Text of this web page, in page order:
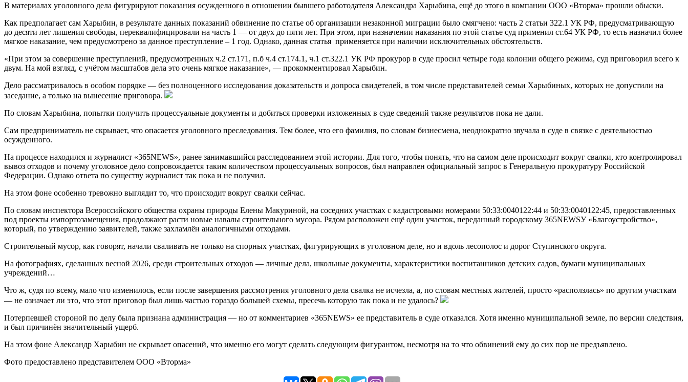
В материалах уголовного дела фигурируют показания осужденного в отношении бывшего работодателя Александра Харыбина, ещё до этого в компании ООО «Вторма» прошли обыски.
Как предполагает сам Харыбин, в результате данных показаний обвинение по статье об организации незаконной миграции было смягчено: часть 2 статьи 322.1 УК РФ, предусматривающую
до десяти лет лишения свободы, переквалифицировали на часть 1 — от двух до пяти лет. При этом, при назначении наказания по этой статье суд применил ст.64 УК РФ, то есть назначил более
мягкое наказание, чем предусмотрено за данное преступление – 1 год. Однако, данная статья применяется при наличии исключительных обстоятельств.
«При этом за совершение преступлений, предусмотренных ч.2 ст.171, п.б ч.4 ст.174.1, ч.1 ст.322.1 УК РФ прокурор в суде просил четыре года колонии общего режима, суд приговорил всего к
двум. На мой взгляд, с учётом масштабов дела это очень мягкое наказание», — прокомментировал Харыбин.
Дело рассматривалось в особом порядке — без полноценного исследования доказательств и допроса свидетелей, в том числе представителей семьи Харыбиных, которых не допустили на
заседание, а только на вынесение приговора.
По словам Харыбина, попытки получить процессуальные документы и добиться проверки изложенных в суде сведений также результатов пока не дали.
Сам предприниматель не скрывает, что опасается уголовного преследования. Тем более, что его фамилия, по словам бизнесмена, неоднократно звучала в суде в связке с деятельностью
осужденного.
На процессе находился и журналист «365NEWS», ранее занимавшийся расследованием этой истории. Для того, чтобы понять, что на самом деле происходит вокруг свалки, кто контролировал
вывоз отходов и почему уголовное дело сопровождается таким количеством процессуальных вопросов, был направлен официальный запрос в Генеральную прокуратуру Российской
Федерации. Однако ответа по существу журналист так пока и не получил.
На этом фоне особенно тревожно выглядит то, что происходит вокруг свалки сейчас.
По словам инспектора Всероссийского общества охраны природы Елены Макуриной, на соседних участках с кадастровыми номерами 50:33:0040122:44 и 50:33:0040122:45, предоставленных
под проекты импортозамещения, продолжают расти новые навалы строительного мусора. Рядом расположен ещё один участок, переданный городскому 365NEWSУ «Благоустройство»,
который, по утверждению заявителей, также захламлён аналогичными отходами.
Строительный мусор, как говорят, начали сваливать не только на спорных участках, фигурирующих в уголовном деле, но и вдоль лесополос и дорог Ступинского округа.
На фотографиях, сделанных весной 2026, среди строительных отходов — личные дела, школьные документы, характеристики воспитанников детских садов, бумаги муниципальных
учреждений…
Что ж, судя по всему, мало что изменилось, если после завершения рассмотрения уголовного дела свалка не исчезла, а, по словам местных жителей, просто «расползлась» по другим участкам
— не означает ли это, что этот приговор был лишь частью гораздо большей схемы, пресечь которую так пока и не удалось?
Потерпевшей стороной по делу была признана администрация — но от комментариев «365NEWS» ее представитель в суде отказался. Хотя именно муниципальной земле, по версии следствия,
и был причинён значительный ущерб.
На этом фоне Александр Харыбин не скрывает опасений, что именно его могут сделать следующим фигурантом, несмотря на то что обвинений ему до сих пор не предъявлено.
Фото предоставлено представителем ООО «Вторма»